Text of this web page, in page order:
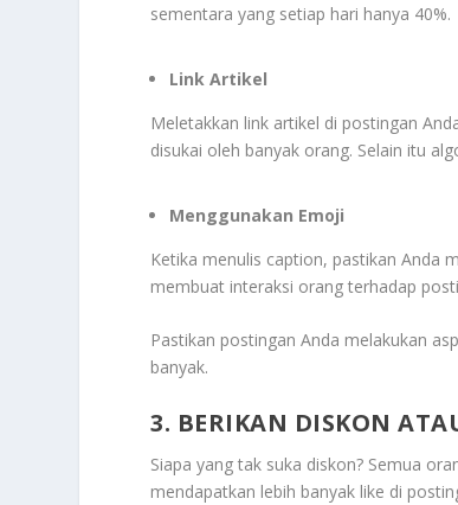
sementara yang setiap hari hanya 40%.
Link Artikel
Meletakkan link artikel di postingan
disukai oleh banyak orang. Selain itu
Menggunakan Emoji
Ketika menulis caption, pastikan Anda
membuat interaksi orang terhadap
Pastikan postingan Anda melakukan
banyak.
3. BERIKAN DISKON
Siapa yang tak suka diskon? Semua
mendapatkan lebih banyak like di